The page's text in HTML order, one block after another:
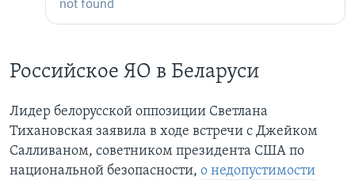
Российское ЯО в Беларуси
Лидер белорусской оппозиции Светлана
Тихановская заявила в ходе встречи с Джейком
Салливаном, советником президента США по
национальной безопасности, о недопустимости